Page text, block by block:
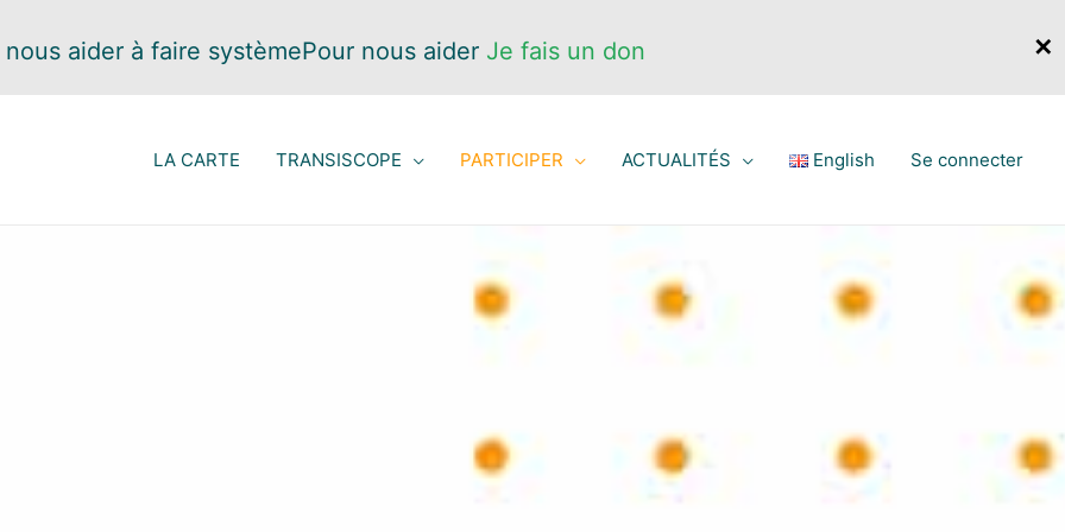
nous aider à faire systèmePour nous aider Je fais un don ✕
LA CARTE TRANSISCOPE PARTICIPER ACTUALITÉS English Se connecter